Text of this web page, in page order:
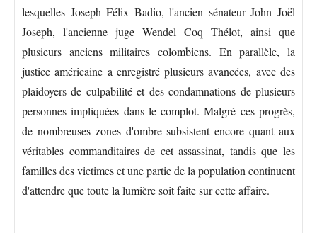
lesquelles Joseph Félix Badio, l'ancien sénateur John Joël
Joseph, l'ancienne juge Wendel Coq Thélot, ainsi que
plusieurs anciens militaires colombiens. En parallèle, la
justice américaine a enregistré plusieurs avancées, avec des
plaidoyers de culpabilité et des condamnations de plusieurs
personnes impliquées dans le complot. Malgré ces progrès,
de nombreuses zones d'ombre subsistent encore quant aux
véritables commanditaires de cet assassinat, tandis que les
familles des victimes et une partie de la population continuent
d'attendre que toute la lumière soit faite sur cette affaire.